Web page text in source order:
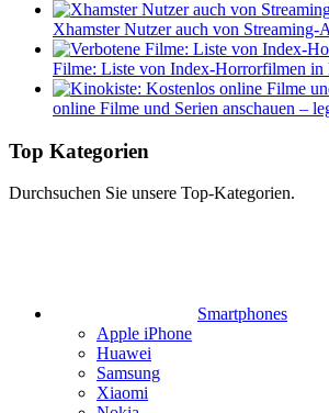
Xhamster Nutzer auch von Streaming-
Filme: Liste von Index-Horrorfilmen in
online Filme und Serien anschauen –
Top Kategorien
Durchsuchen Sie unsere Top-Kategorien.
Smartphones
Apple iPhone
Huawei
Samsung
Xiaomi